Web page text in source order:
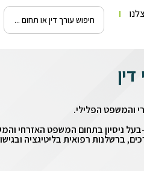
והמשפט הפלילי.
ניסיון בתחום המשפט האזרחי
ברשלנות רפואית בליטיגציה